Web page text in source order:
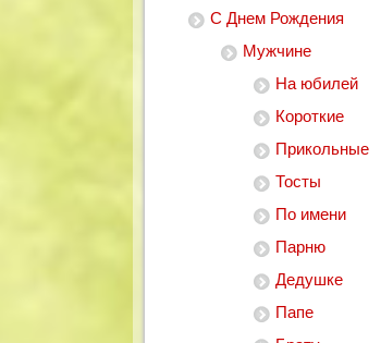
С Днем Рождения
Мужчине
На юбилей
Короткие
Прикольные
Тосты
По имени
Парню
Дедушке
Папе